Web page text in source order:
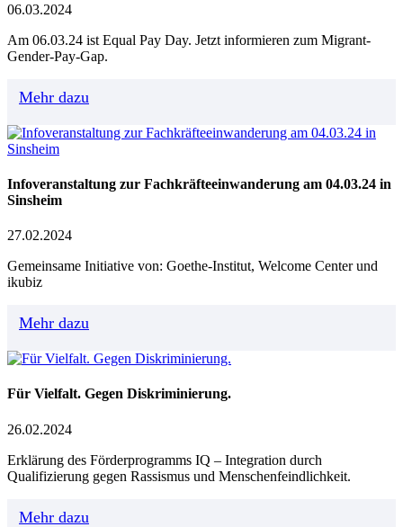
06.03.2024
Am 06.03.24 ist Equal Pay Day. Jetzt informieren zum Migrant-
Gender-Pay-Gap.
Mehr dazu
Infoveranstaltung zur Fachkräfteeinwanderung am 04.03.24 in
Sinsheim
27.02.2024
Gemeinsame Initiative von: Goethe-Institut, Welcome Center und
ikubiz
Mehr dazu
Für Vielfalt. Gegen Diskriminierung.
26.02.2024
Erklärung des Förderprogramms IQ – Integration durch
Qualifizierung gegen Rassismus und Menschenfeindlichkeit.
Mehr dazu